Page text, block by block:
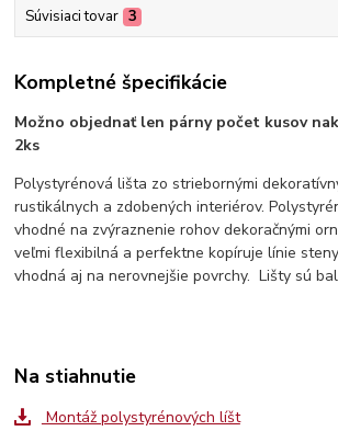
Súvisiaci tovar 3
Kompletné špecifikácie
Možno objednať len párny počet kusov
2ks
Polystyrénová lišta zo striebornými
rustikálnych a zdobených interiérov.
vhodné na zvýraznenie rohov dekoračnými
veľmi flexibilná a perfektne kopíruje línie
vhodná aj na nerovnejšie povrchy. Lišty sú
Na stiahnutie
Montáž polystyrénových líšt